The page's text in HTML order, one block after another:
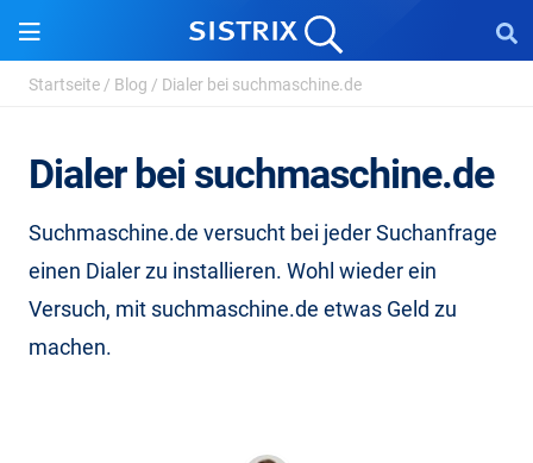
Startseite / Blog / Dialer bei suchmaschine.de
Dialer bei suchmaschine.de
Suchmaschine.de versucht bei jeder Suchanfrage
einen Dialer zu installieren. Wohl wieder ein
Versuch, mit suchmaschine.de etwas Geld zu
machen.